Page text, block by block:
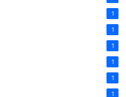
1
1
1
1
1
1